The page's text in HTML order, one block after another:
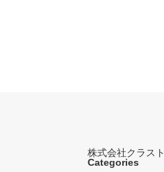
株式会社クラスト
Categories